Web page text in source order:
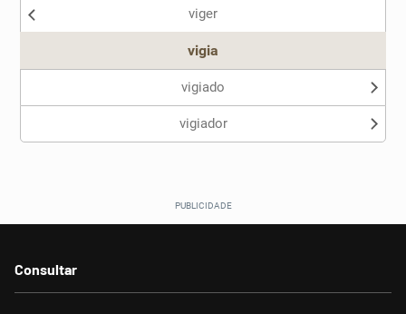
viger
vigia
vigiado
vigiador
Consultar